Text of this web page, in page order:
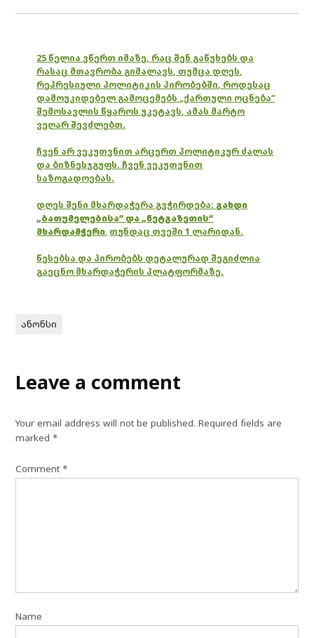
25 წელია ვწერთ იმაზე, რაც შენ გაწუხებს და
რასაც მთავრობა გიმალავს, თუმცა დღეს,
რეპრესიული პოლიტიკის პირობებში, როდესაც
დამოუკიდებელ გამოცემებს „ქართული ოცნება“
შემოსავლის წყაროს უკეტავს, ამას მარტო
ვეღარ შევძლებთ.
ჩვენ არ ვეკუთვნით არცერთ პოლიტიკურ ძალას
და ბიზნესჯგუფს. ჩვენ ვეკუთვნით
საზოგადოებას.
დღეს შენი მხარდაჭერა გვჭირდება: გახდი
„ბათუმელებისა“ და „ნეტგაზეთის“
მხარდამჭერი, თუნდაც თვეში 1 ლარიდან.
წესებსა და პირობებს დეტალურად შეგიძლია
გაეცნო მხარდაჭერის პლატფორმაზე.
ანონსი
Leave a comment
Your email address will not be published. Required fields are
marked*
Comment*
Name